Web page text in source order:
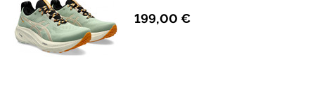
199,00 €